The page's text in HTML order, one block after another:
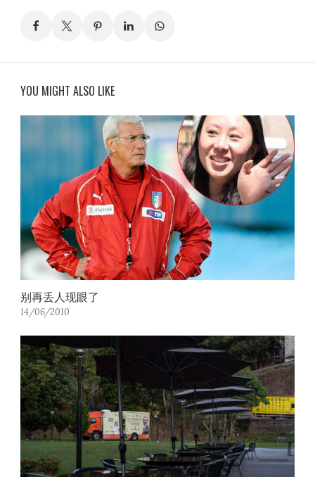
YOU MIGHT ALSO LIKE
别再丢人现眼了
14/06/2010